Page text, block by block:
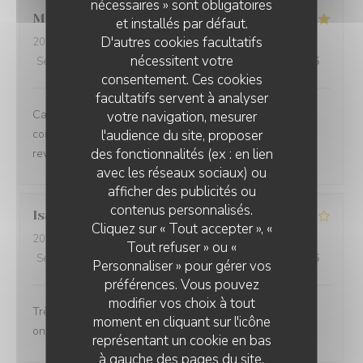
nécessaires » sont obligatoires
et installés par défaut.
D'autres cookies facultatifs
nécessitent votre
consentement. Ces cookies
facultatifs servent à analyser
votre navigation, mesurer
l'audience du site, proposer
des fonctionnalités (ex : en lien
avec les réseaux sociaux) ou
afficher des publicités ou
contenus personnalisés.
Cliquez sur « Tout accepter », «
Tout refuser » ou «
Personnaliser » pour gérer vos
préférences. Vous pouvez
modifier vos choix à tout
moment en cliquant sur l'icône
représentant un cookie en bas
à gauche des pages du site.
Marie-Anne O
2026-08-05
- 12:30 - Couverts 6
Service
Ambiance:5/5 Cuisine:5/5 /5
Cadre très agréable, accueil personnalisé et contact
convivial. Les plats proposés sont faits maison. Nous
reviendrons
Isabelle
2026-08-02
- 12:30 - Couverts 2
Service
/5 Ambiance :4 /5 /5
Très bon accueil les plats sont généreux et gourmands
on adore